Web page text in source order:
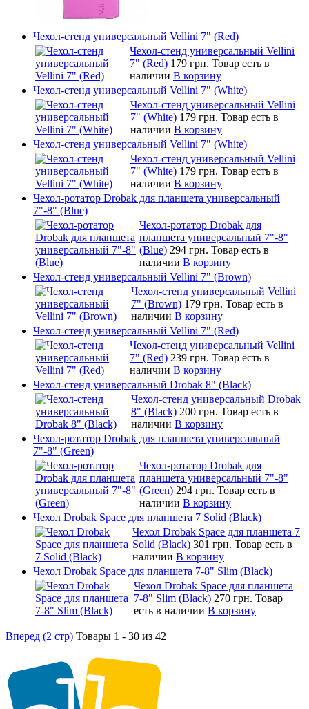
Чехол-стенд универсальный Vellini 7" (Red)
Чехол-стенд универсальный Vellini
7" (Red) 179 грн. Товар есть в
наличии В корзину
Чехол-стенд универсальный Vellini 7" (White)
Чехол-стенд универсальный Vellini
7" (White) 179 грн. Товар есть в
наличии В корзину
Чехол-стенд универсальный Vellini 7" (White)
Чехол-стенд универсальный Vellini
7" (White) 179 грн. Товар есть в
наличии В корзину
Чехол-ротатор Drobak для планшета универсальный
7"-8" (Blue)
Чехол-ротатор Drobak для
планшета универсальный 7"-8"
(Blue) 294 грн. Товар есть в
наличии В корзину
Чехол-стенд универсальный Vellini 7" (Brown)
Чехол-стенд универсальный Vellini
7" (Brown) 179 грн. Товар есть в
наличии В корзину
Чехол-стенд универсальный Vellini 7" (Red)
Чехол-стенд универсальный Vellini
7" (Red) 239 грн. Товар есть в
наличии В корзину
Чехол-стенд универсальный Drobak 8" (Black)
Чехол-стенд универсальный Drobak
8" (Black) 200 грн. Товар есть в
наличии В корзину
Чехол-ротатор Drobak для планшета универсальный
7"-8" (Green)
Чехол-ротатор Drobak для
планшета универсальный 7"-8"
(Green) 294 грн. Товар есть в
наличии В корзину
Чехол Drobak Space для планшета 7 Solid (Black)
Чехол Drobak Space для планшета 7
Solid (Black) 301 грн. Товар есть в
наличии В корзину
Чехол Drobak Space для планшета 7-8" Slim (Black)
Чехол Drobak Space для планшета
7-8" Slim (Black) 270 грн. Товар
есть в наличии В корзину
Вперед (2 стр) Товары 1 - 30 из 42